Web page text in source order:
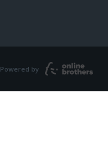
Powered by